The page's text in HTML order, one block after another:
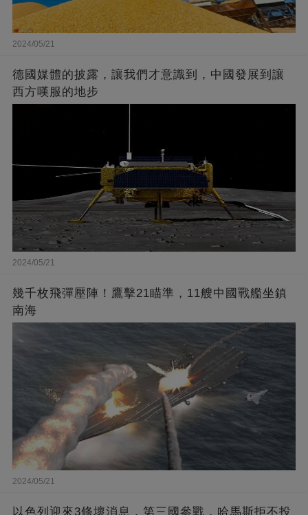
2024/05/21
德國媒體的披露，讓我們才意識到，中國發展到讓
西方嘆服的地步
2024/05/21
幾千枚飛彈壓陣！鷹擊21瞄準，11艘中國戰艦坐鎮
南海
2024/05/21
以色列迎來3條壞消息，第三國參戰，哈馬斯拒不投